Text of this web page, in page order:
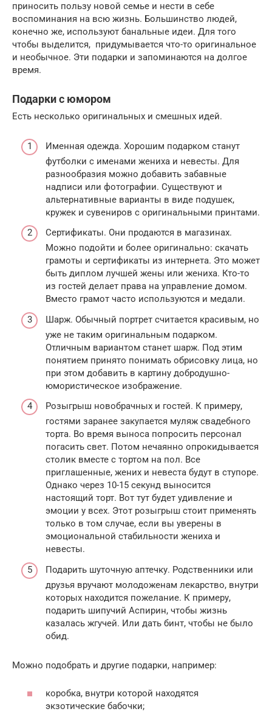
приносить пользу новой семье и нести в себе
воспоминания на всю жизнь. Большинство людей,
конечно же, используют банальные идеи. Для того
чтобы выделится, придумывается что-то оригинальное
и необычное. Эти подарки и запоминаются на долгое
время.
Подарки с юмором
Есть несколько оригинальных и смешных идей.
Именная одежда. Хорошим подарком станут
футболки с именами жениха и невесты. Для
разнообразия можно добавить забавные
надписи или фотографии. Существуют и
альтернативные варианты в виде подушек,
кружек и сувениров с оригинальными принтами.
Сертификаты. Они продаются в магазинах.
Можно подойти и более оригинально: скачать
грамоты и сертификаты из интернета. Это может
быть диплом лучшей жены или жениха. Кто-то
из гостей делает права на управление домом.
Вместо грамот часто используются и медали.
Шарж. Обычный портрет считается красивым, но
уже не таким оригинальным подарком.
Отличным вариантом станет шарж. Под этим
понятием принято понимать обрисовку лица, но
при этом добавить в картину добродушно-
юмористическое изображение.
Розыгрыш новобрачных и гостей. К примеру,
гостями заранее закупается муляж свадебного
торта. Во время выноса попросить персонал
погасить свет. Потом нечаянно опрокидывается
столик вместе с тортом на пол. Все
приглашенные, жених и невеста будут в ступоре.
Однако через 10-15 секунд выносится
настоящий торт. Вот тут будет удивление и
эмоции у всех. Этот розыгрыш стоит применять
только в том случае, если вы уверены в
эмоциональной стабильности жениха и
невесты.
Подарить шуточную аптечку. Родственники или
друзья вручают молодоженам лекарство, внутри
которых находится пожелание. К примеру,
подарить шипучий Аспирин, чтобы жизнь
казалась жгучей. Или дать бинт, чтобы не было
обид.
Можно подобрать и другие подарки, например:
коробка, внутри которой находятся
экзотические бабочки;